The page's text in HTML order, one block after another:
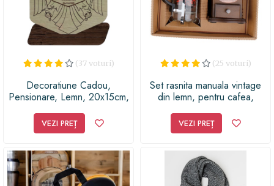
(37 voturi)
Decoratiune Cadou,
Pensionare, Lemn, 20x15cm,
VEZI PREȚ
(25 voturi)
Set rasnita manuala vintage
din lemn, pentru cafea,
lemn/metal, maro, si presa
franceza pentru infuzie cafea
VEZI PREȚ